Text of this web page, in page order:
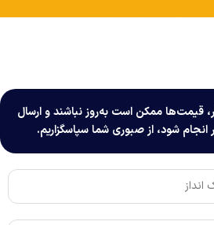
قیمت‌ها ممکن است به‌روز نباشند و ارسال
شود، از صبوری شما سپاسگزاریم.
انداز